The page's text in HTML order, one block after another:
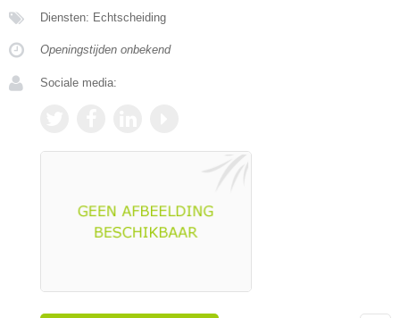
Diensten: Echtscheiding
Openingstijden onbekend
Sociale media: